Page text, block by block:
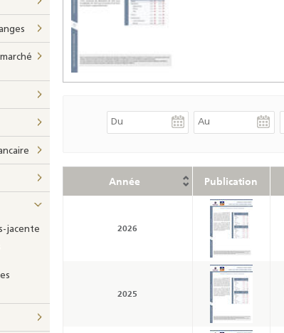
Année Publication
2026
2025
jacente